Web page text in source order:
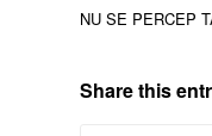
NU SE PERCEP
Share this